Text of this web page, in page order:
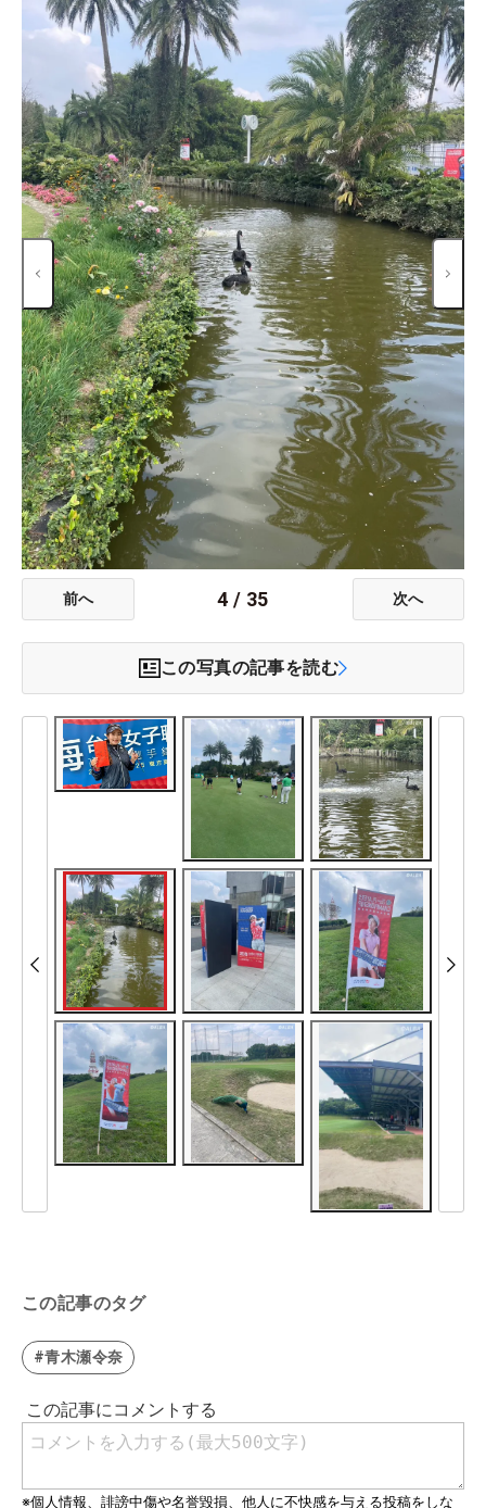
前へ 4 / 35 次へ
この写真の記事を読む
この記事のタグ
#青木瀬令奈